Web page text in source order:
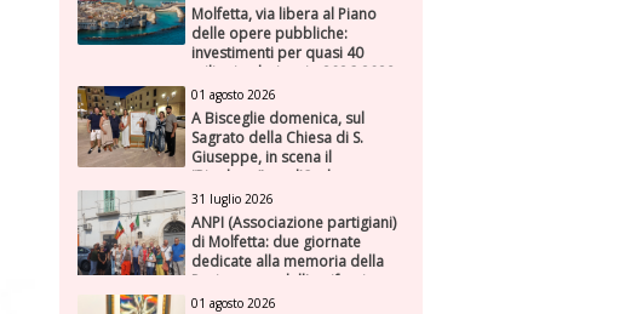
Molfetta, via libera al Piano
delle opere pubbliche:
investimenti per quasi 40
milioni nel triennio 2026-2028
01 agosto 2026
A Bisceglie domenica, sul
Sagrato della Chiesa di S.
Giuseppe, in scena il
“Rigoletto” con l’Orchestra
Sinfonica Federiciana
31 luglio 2026
ANPI (Associazione partigiani)
di Molfetta: due giornate
dedicate alla memoria della
Resistenza e dell'antifascismo
01 agosto 2026